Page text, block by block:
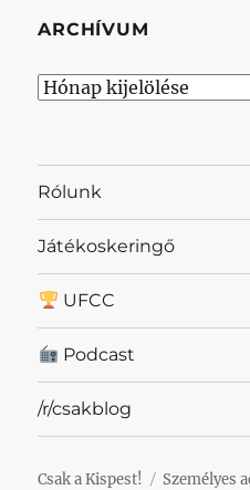
ARCHÍVUM
Archívum
Rólunk
Játékoskeringő
UFCC
Podcast
/r/csakblog
Csak a Kispest! Személyes